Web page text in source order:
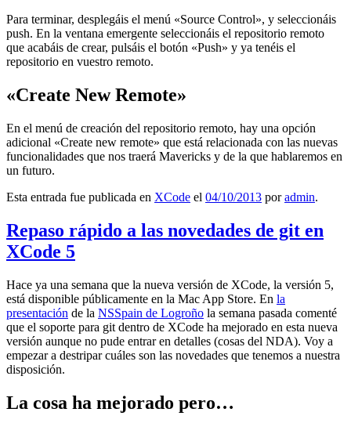
Para terminar, desplegáis el menú «Source Control», y seleccionáis
push. En la ventana emergente seleccionáis el repositorio remoto
que acabáis de crear, pulsáis el botón «Push» y ya tenéis el
repositorio en vuestro remoto.
«Create New Remote»
En el menú de creación del repositorio remoto, hay una opción
adicional «Create new remote» que está relacionada con las nuevas
funcionalidades que nos traerá Mavericks y de la que hablaremos en
un futuro.
Esta entrada fue publicada en XCode el 04/10/2013 poradmin.
Repaso rápido a las novedades de git en
XCode 5
Hace ya una semana que la nueva versión de XCode, la versión 5,
está disponible públicamente en la Mac App Store. En la
presentación de la NSSpain de Logroño la semana pasada comenté
que el soporte para git dentro de XCode ha mejorado en esta nueva
versión aunque no pude entrar en detalles (cosas del NDA). Voy a
empezar a destripar cuáles son las novedades que tenemos a nuestra
disposición.
La cosa ha mejorado pero…